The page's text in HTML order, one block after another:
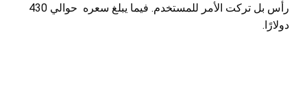
رأس بل تركت الأمر للمستخدم. فيما يبلغ سعره حوالي 430
دولارًا.